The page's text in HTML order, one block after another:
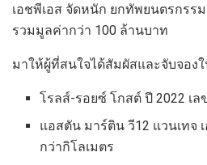
เอชพีเอส จัดหนัก ยกทัพยนตรกรร
รวมมูลค่ากว่า 100 ล้านบาท
มาให้ผู้ที่สนใจได้สัมผัสและจับจอง
โรลส์-รอยซ์ โกสต์ ปี 2022 เล
แอสตัน มาร์ติน วี12 แวนเทจ
กว่ากิโลเมตร